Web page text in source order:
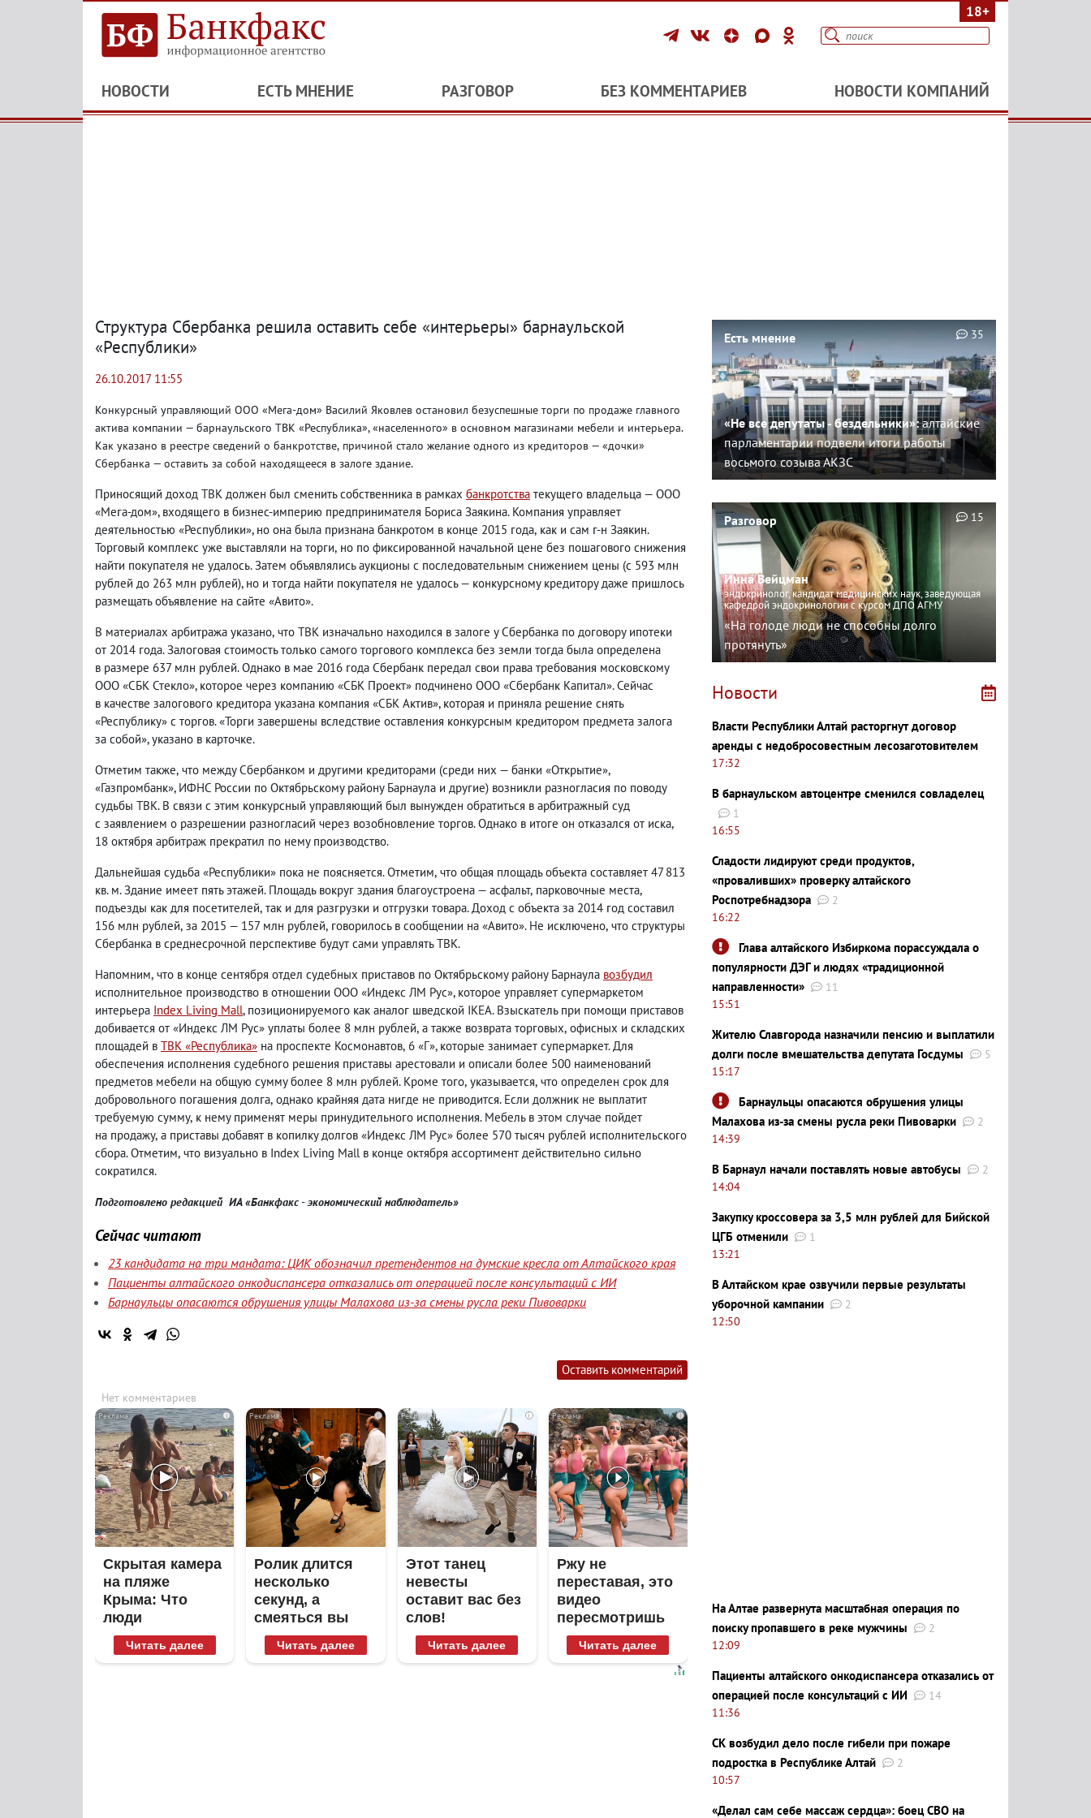
18+
НОВОСТИ ЕСТЬ МНЕНИЕ РАЗГОВОР БЕЗ КОММЕНТАРИЕВ НОВОСТИ КОМПАНИЙ
Структура Сбербанка решила оставить себе «интерьеры» барнаульской
«Республики»
26.10.2017 11:55
Конкурсный управляющий ООО «Мега-дом» Василий Яковлев остановил безуспешные торги по продаже главного
актива компании — барнаульского ТВК «Республика», «населенного» в основном магазинами мебели и интерьера.
Как указано в реестре сведений о банкротстве, причиной стало желание одного из кредиторов — «дочки»
Сбербанка — оставить за собой находящееся в залоге здание.
Приносящий доход ТВК должен был сменить собственника в рамках банкротства текущего владельца — ООО
«Мега-дом», входящего в бизнес-империю предпринимателя Бориса Заякина. Компания управляет
деятельностью «Республики», но она была признана банкротом в конце 2015 года, как и сам г-н Заякин.
Торговый комплекс уже выставляли на торги, но по фиксированной начальной цене без пошагового снижения
найти покупателя не удалось. Затем объявлялись аукционы с последовательным снижением цены (с 593 млн
рублей до 263 млн рублей), но и тогда найти покупателя не удалось — конкурсному кредитору даже пришлось
размещать объявление на сайте «Авито».
В материалах арбитража указано, что ТВК изначально находился в залоге у Сбербанка по договору ипотеки
от 2014 года. Залоговая стоимость только самого торгового комплекса без земли тогда была определена
в размере 637 млн рублей. Однако в мае 2016 года Сбербанк передал свои права требования московскому
ООО «СБК Стекло», которое через компанию «СБК Проект» подчинено ООО «Сбербанк Капитал». Сейчас
в качестве залогового кредитора указана компания «СБК Актив», которая и приняла решение снять
«Республику» с торгов. «Торги завершены вследствие оставления конкурсным кредитором предмета залога
за собой», указано в карточке.
Отметим также, что между Сбербанком и другими кредиторами (среди них — банки «Открытие»,
«Газпромбанк», ИФНС России по Октябрьскому району Барнаула и другие) возникли разногласия по поводу
судьбы ТВК. В связи с этим конкурсный управляющий был вынужден обратиться в арбитражный суд
с заявлением о разрешении разногласий через возобновление торгов. Однако в итоге он отказался от иска,
18 октября арбитраж прекратил по нему производство.
Дальнейшая судьба «Республики» пока не поясняется. Отметим, что общая площадь объекта составляет 47 813
кв. м. Здание имеет пять этажей. Площадь вокруг здания благоустроена — асфальт, парковочные места,
подъезды как для посетителей, так и для разгрузки и отгрузки товара. Доход с объекта за 2014 год составил
156 млн рублей, за 2015 — 157 млн рублей, говорилось в сообщении на «Авито». Не исключено, что структуры
Сбербанка в среднесрочной перспективе будут сами управлять ТВК.
Напомним, что в конце сентября отдел судебных приставов по Октябрьскому району Барнаула возбудил
исполнительное производство в отношении ООО «Индекс ЛМ Рус», которое управляет супермаркетом
интерьера Index Living Mall, позиционируемого как аналог шведской IKEA. Взыскатель при помощи приставов
добивается от «Индекс ЛМ Рус» уплаты более 8 млн рублей, а также возврата торговых, офисных и складских
площадей в ТВК «Республика» на проспекте Космонавтов, 6 «Г», которые занимает супермаркет. Для
обеспечения исполнения судебного решения приставы арестовали и описали более 500 наименований
предметов мебели на общую сумму более 8 млн рублей. Кроме того, указывается, что определен срок для
добровольного погашения долга, однако крайняя дата нигде не приводится. Если должник не выплатит
требуемую сумму, к нему применят меры принудительного исполнения. Мебель в этом случае пойдет
на продажу, а приставы добавят в копилку долгов «Индекс ЛМ Рус» более 570 тысяч рублей исполнительского
сбора. Отметим, что визуально в Index Living Mall в конце октября ассортимент действительно сильно
сократился.
Подготовлено редакцией ИА «Банкфакс - экономический наблюдатель»
Сейчас читают
23 кандидата на три мандата: ЦИК обозначил претендентов на думские кресла от Алтайского края
Пациенты алтайского онкодиспансера отказались от операцией после консультаций с ИИ
Барнаульцы опасаются обрушения улицы Малахова из-за смены русла реки Пивоварки
Оставить комментарий
Нет комментариев
i
Скрытая камера
на пляже
Крыма: Что
люди
вытворяют,
когда их не
Читать далее
i
Ролик длится
несколько
секунд, а
смеяться вы
будете долго
Читать далее
i
Этот танец
невесты
оставит вас без
слов!
Пересмотрела
10 раз
Читать далее
i
Ржу не
переставая, это
видео
пересмотришь
не раз
Читать далее
Есть мнение
«Не все депутаты - бездельники»:алтайские
парламентарии подвели итоги работы
восьмого созыва АКЗС
35
Разговор
Инна Вейцман
эндокринолог, кандидат медицинских наук, заведующая
кафедрой эндокринологии с курсом ДПО АГМУ
«На голоде люди не способны долго
протянуть»
15
Новости
Власти Республики Алтай расторгнут договор
аренды с недобросовестным лесозаготовителем
17:32
В барнаульском автоцентре сменился совладелец
1
16:55
Сладости лидируют среди продуктов,
«проваливших» проверку алтайского
Роспотребнадзора
2
16:22
Глава алтайского Избиркома порассуждала о
популярности ДЭГ и людях «традиционной
направленности»
11
15:51
Жителю Славгорода назначили пенсию и выплатили
долги после вмешательства депутата Госдумы
5
15:17
Барнаульцы опасаются обрушения улицы
Малахова из-за смены русла реки Пивоварки
2
14:39
В Барнаул начали поставлять новые автобусы
2
14:04
Закупку кроссовера за 3,5 млн рублей для Бийской
ЦГБ отменили
1
13:21
В Алтайском крае озвучили первые результаты
уборочной кампании
2
12:50
На Алтае развернута масштабная операция по
поиску пропавшего в реке мужчины
2
12:09
Пациенты алтайского онкодиспансера отказались от
операцией после консультаций с ИИ
14
11:36
СК возбудил дело после гибели при пожаре
подростка в Республике Алтай
2
10:57
«Делал сам себе массаж сердца»: боец СВО на